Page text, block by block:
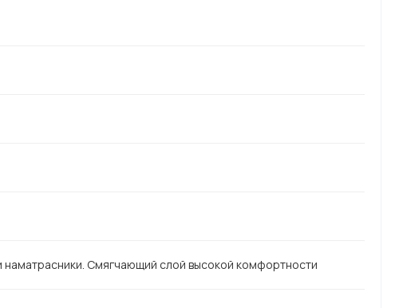
Смягчающий слой высокой комфортности